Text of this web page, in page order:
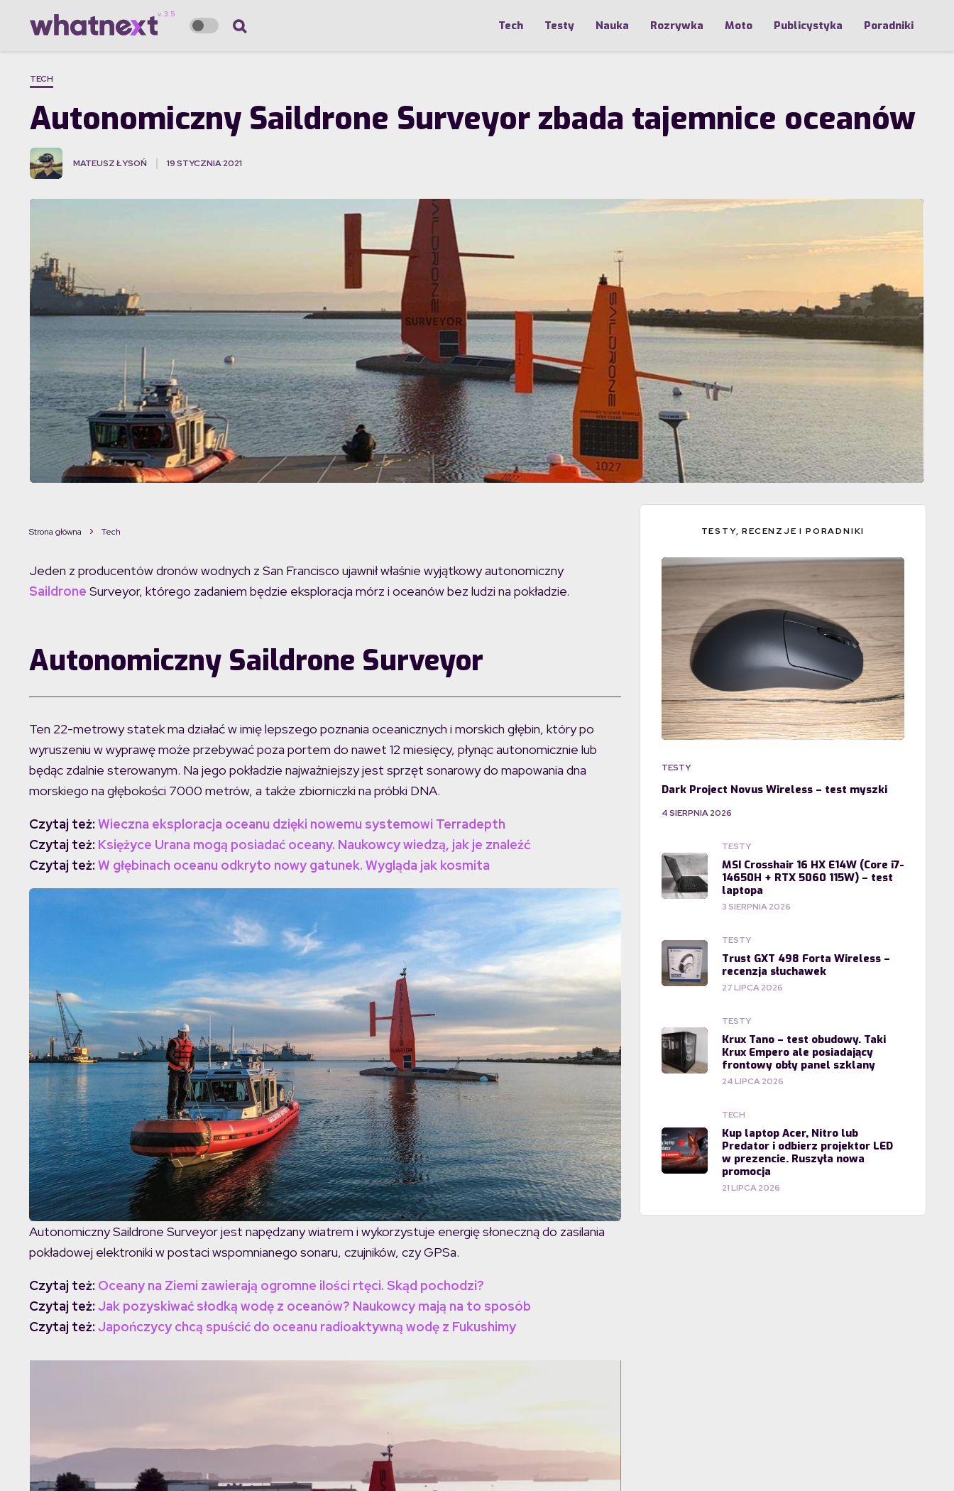
Tech Testy Nauka Rozrywka Moto Publicystyka Poradniki
TECH
Autonomiczny Saildrone Surveyor zbada tajemnice oceanów
MATEUSZ ŁYSOŃ 19 STYCZNIA 2021
Strona główna Tech
Jeden z producentów dronów wodnych z San Francisco ujawnił właśnie wyjątkowy autonomiczny
Saildrone Surveyor, którego zadaniem będzie eksploracja mórz i oceanów bez ludzi na pokładzie.
Autonomiczny Saildrone Surveyor
Ten 22-metrowy statek ma działać w imię lepszego poznania oceanicznych i morskich głębin, który po
wyruszeniu w wyprawę może przebywać poza portem do nawet 12 miesięcy, płynąc autonomicznie lub
będąc zdalnie sterowanym. Na jego pokładzie najważniejszy jest sprzęt sonarowy do mapowania dna
morskiego na głębokości 7000 metrów, a także zbiorniczki na próbki DNA.
Czytaj też: Wieczna eksploracja oceanu dzięki nowemu systemowi Terradepth
Czytaj też: Księżyce Urana mogą posiadać oceany. Naukowcy wiedzą, jak je znaleźć
Czytaj też: W głębinach oceanu odkryto nowy gatunek. Wygląda jak kosmita
Autonomiczny Saildrone Surveyor jest napędzany wiatrem i wykorzystuje energię słoneczną do zasilania
pokładowej elektroniki w postaci wspomnianego sonaru, czujników, czy GPSa.
Czytaj też: Oceany na Ziemi zawierają ogromne ilości rtęci. Skąd pochodzi?
Czytaj też: Jak pozyskiwać słodką wodę z oceanów? Naukowcy mają na to sposób
Czytaj też: Japończycy chcą spuścić do oceanu radioaktywną wodę z Fukushimy
TESTY, RECENZJE I PORADNIKI
TESTY
Dark Project Novus Wireless – test myszki
4 SIERPNIA 2026
TESTY
MSI Crosshair 16 HX E14W (Core i7-
14650H + RTX 5060 115W) – test
laptopa
3 SIERPNIA 2026
TESTY
Trust GXT 498 Forta Wireless –
recenzja słuchawek
27 LIPCA 2026
TESTY
Krux Tano – test obudowy. Taki
Krux Empero ale posiadający
frontowy obły panel szklany
24 LIPCA 2026
TECH
Kup laptop Acer, Nitro lub
Predator i odbierz projektor LED
w prezencie. Ruszyła nowa
promocja
21 LIPCA 2026